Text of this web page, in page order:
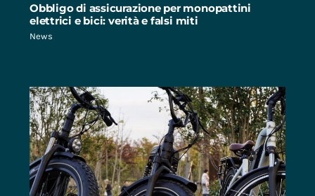
Obbligo di assicurazione per monopattini
elettrici e bici: verità e falsi miti
News